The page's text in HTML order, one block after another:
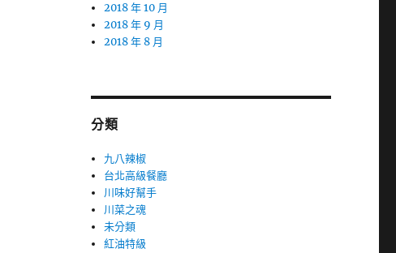
2018 年 10 月
2018 年 9 月
2018 年 8 月
分類
九八辣椒
台北高級餐廳
川味好幫手
川菜之魂
未分類
紅油特級